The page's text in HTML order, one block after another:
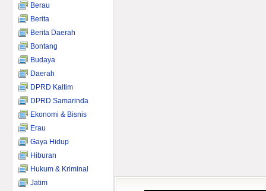
Berau
Berita
Berita Daerah
Bontang
Budaya
Daerah
DPRD Kaltim
DPRD Samarinda
Ekonomi & Bisnis
Erau
Gaya Hidup
Hiburan
Hukum & Kriminal
Jatim